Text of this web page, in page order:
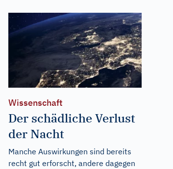
Wissenschaft
Der schädliche Verlust
der Nacht
Manche Auswirkungen sind bereits
recht gut erforscht, andere dagegen